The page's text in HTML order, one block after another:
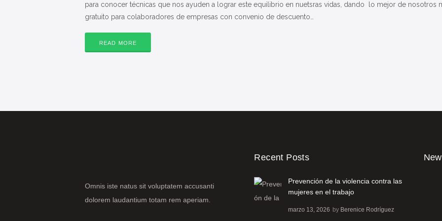
para conocer técnicas que nos ayuden a lograr este equilibrio en nuetsras vidas, dando lo mejor de nosotros
gratuito para colaboradores de empresas con convenio de descuento…
READ MORE
Omnis iste natus sit voluptatem accusanti
dolorem laudantium totam rem aperiam.
Recent Posts
Prevención de la violencia contra las
mujeres en el trabajo
marzo 13, 2026 by Berenice Rodríguez